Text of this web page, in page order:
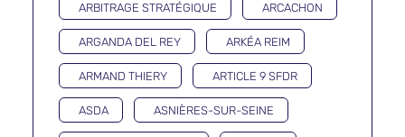
ARBITRAGE STRATÉGIQUE ARCACHON
ARGANDA DEL REY ARKÉA REIM
ARMAND THIERY ARTICLE 9 SFDR
ASDA ASNIÈRES-SUR-SEINE